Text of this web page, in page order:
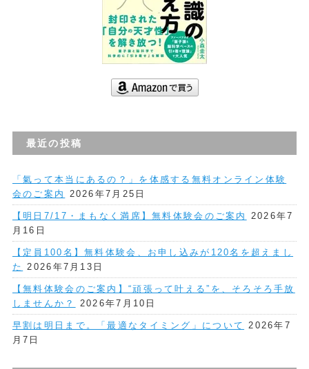
最近の投稿
「氣って本当にあるの？」を体感する無料オンライン体験
会のご案内
2026年7月25日
【明日7/17・まもなく満席】無料体験会のご案内
2026年7
月16日
【定員100名】無料体験会、お申し込みが120名を超えまし
た
2026年7月13日
【無料体験会のご案内】“頑張って叶える”を、そろそろ手放
しませんか？
2026年7月10日
早割は明日まで。「最適なタイミング」について
2026年7
月7日